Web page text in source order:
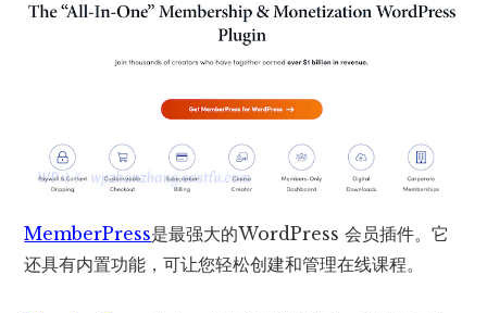
MemberPress是最强大的WordPress 会员插件。它
还具有内置功能，可让您轻松创建和管理在线课程。